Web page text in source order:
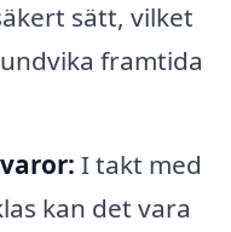
sätt, vilket
framtida
I takt med
kan det vara